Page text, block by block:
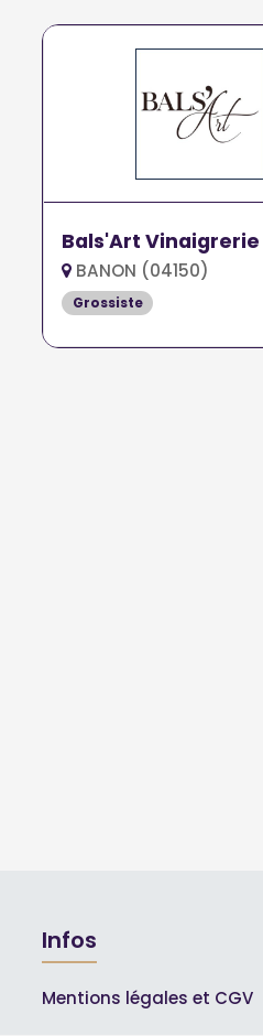
Bals'Art Vinaigrerie
BANON (04150)
Grossiste
Infos
Mentions légales et CGV